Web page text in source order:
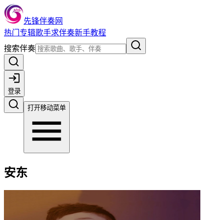
先锋伴奏网
热门 专辑歌手求伴奏新手教程
搜索伴奏
登录
打开移动菜单
安东